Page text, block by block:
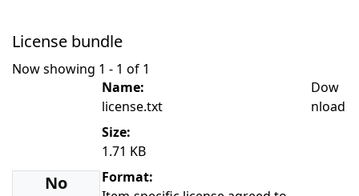
License bundle
Now showing 1 - 1 of 1
No
Name:
license.txt
Size:
1.71 KB
Format:
Dow
nload